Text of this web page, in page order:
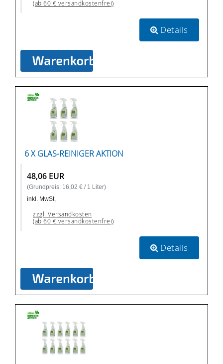
(ab 60 € versandkostenfrei)
Details
6 X GLAS-REINIGER AKTION
48,06 EUR
(Grundpreis: 16,02 € / 1 Liter)
inkl. MwSt,
zzgl. Versandkosten
(ab 60 € versandkostenfrei)
Details